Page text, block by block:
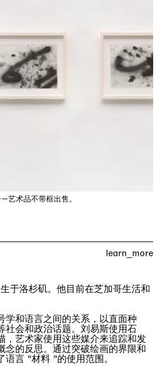
术品不带框出售。
learn_more
于洛杉矶。他目前在芝加哥生活和
学和语言之间的关系，以直面种
社会和政治话题。刘易斯使用石
，艺术家使用这些媒介来追踪和发
念的反思。通过突破绘画的界限和
言 “材料 ”的使用范围。
A-Hum-Tat-Tat